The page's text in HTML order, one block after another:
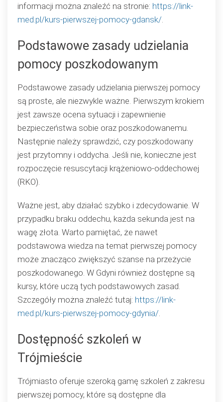
informacji można znaleźć na stronie: https://link-
med.pl/kurs-pierwszej-pomocy-gdansk/
Podstawowe zasady udzielania
pomocy poszkodowanym
Podstawowe zasady udzielania pierwszej pomocy
są proste, ale niezwykle ważne. Pierwszym krokiem
jest zawsze ocena sytuacji i zapewnienie
bezpieczeństwa sobie oraz poszkodowanemu.
Następnie należy sprawdzić, czy poszkodowany
jest przytomny i oddycha. Jeśli nie, konieczne jest
rozpoczęcie resuscytacji krążeniowo-oddechowej
(RKO).
Ważne jest, aby działać szybko i zdecydowanie. W
przypadku braku oddechu, każda sekunda jest na
wagę złota. Warto pamiętać, że nawet
podstawowa wiedza na temat pierwszej pomocy
może znacząco zwiększyć szanse na przeżycie
poszkodowanego. W Gdyni również dostępne są
kursy, które uczą tych podstawowych zasad.
Szczegóły można znaleźć tutaj: https://link-
med.pl/kurs-pierwszej-pomocy-gdynia/
Dostępność szkoleń w
Trójmieście
Trójmiasto oferuje szeroką gamę szkoleń z zakresu
pierwszej pomocy, które są dostępne dla